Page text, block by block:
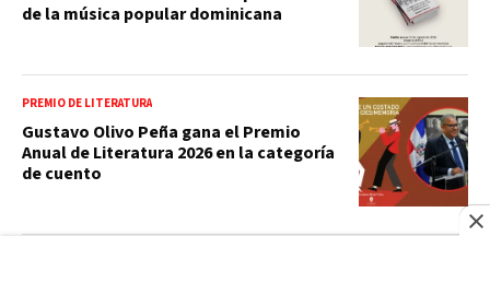
de la música popular dominicana
PREMIO DE LITERATURA
Gustavo Olivo Peña gana el Premio
Anual de Literatura 2026 en la categoría
de cuento